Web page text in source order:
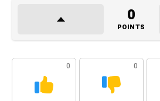
0
POINTS
0 0